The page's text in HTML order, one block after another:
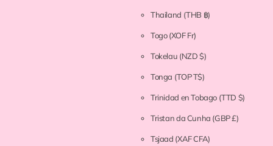
Thailand (THB ฿)
Togo(XOF Fr)
Tokelau (NZD $)
Tonga (TOP T$)
Trinidad en Tobago (TTD $)
Tristan da Cunha (GBP £)
Tsjaad (XAF CFA)